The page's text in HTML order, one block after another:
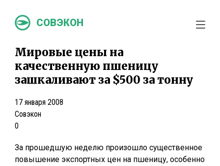
СОВЭКОН
Мировые цены на
качественную пшеницу
зашкаливают за $500 за тонну
17 января 2008
Совэкон
0
За прошедшую неделю произошло существенное
повышение экспортных цен на пшеницу, особенно